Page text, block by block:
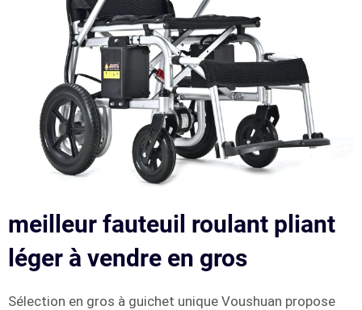
meilleur fauteuil roulant pliant
léger à vendre en gros
Sélection en gros à guichet unique Voushuan propose